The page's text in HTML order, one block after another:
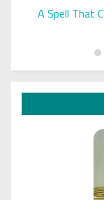
A Spell That